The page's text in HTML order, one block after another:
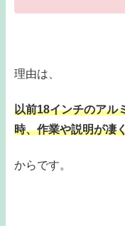
理由は、
以前18インチのアル
時、作業や説明が凄
からです。